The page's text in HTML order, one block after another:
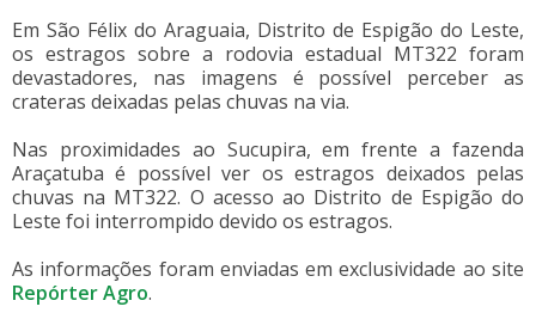
Em São Félix do Araguaia, Distrito de Espigão do Leste,
os estragos sobre a rodovia estadual MT322 foram
devastadores, nas imagens é possível perceber as
crateras deixadas pelas chuvas na via.
Nas proximidades ao Sucupira, em frente a fazenda
Araçatuba é possível ver os estragos deixados pelas
chuvas na MT322. O acesso ao Distrito de Espigão do
Leste foi interrompido devido os estragos.
As informações foram enviadas em exclusividade ao site
Repórter Agro.